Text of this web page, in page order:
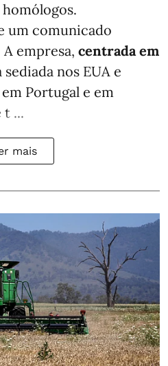
um comunicado
empresa, centrada em
sediada nos EUA e
Portugal e em
t ...
mais